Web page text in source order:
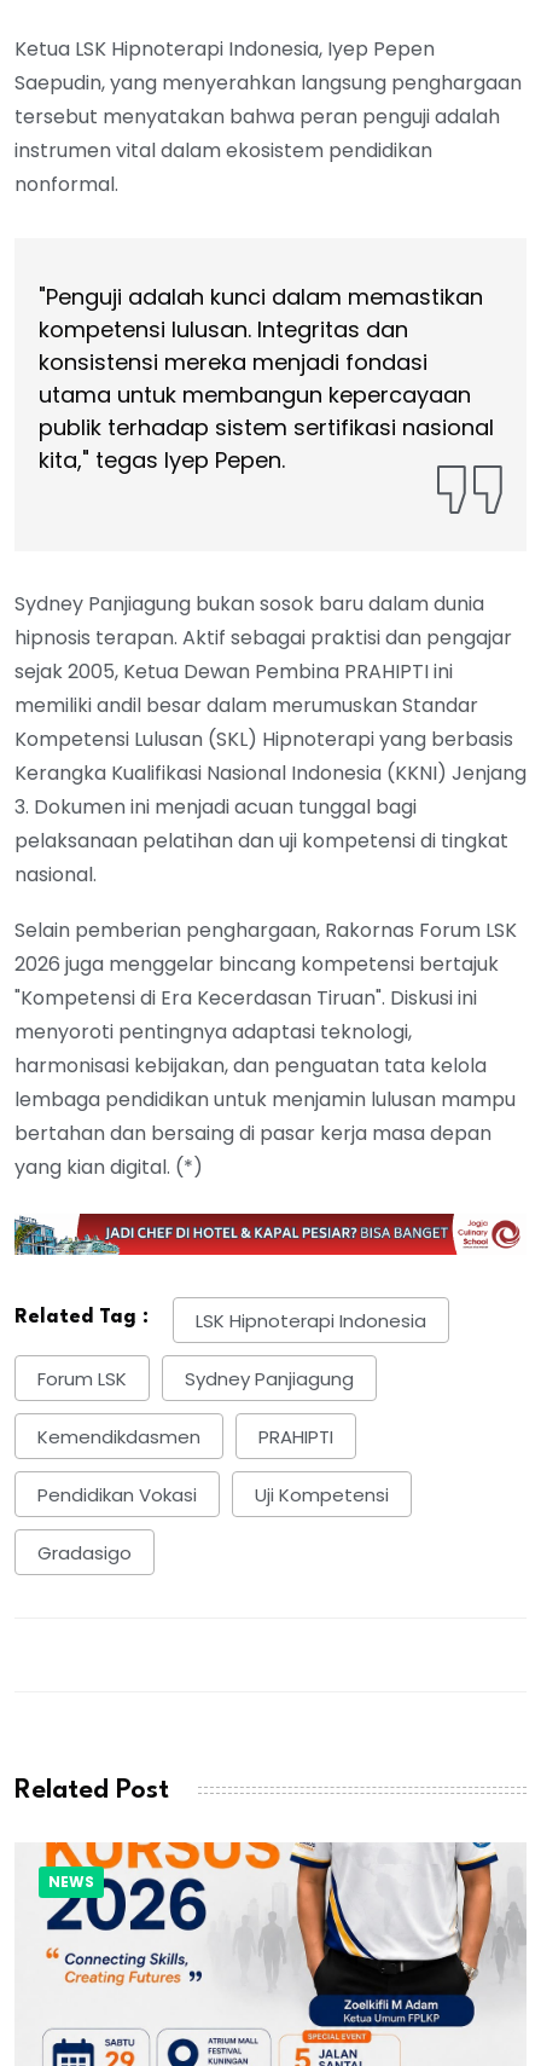
Ketua LSK Hipnoterapi Indonesia, Iyep Pepen
Saepudin, yang menyerahkan langsung penghargaan
tersebut menyatakan bahwa peran penguji adalah
instrumen vital dalam ekosistem pendidikan
nonformal.
"Penguji adalah kunci dalam memastikan
kompetensi lulusan. Integritas dan
konsistensi mereka menjadi fondasi
utama untuk membangun kepercayaan
publik terhadap sistem sertifikasi nasional
kita," tegas Iyep Pepen.
Sydney Panjiagung bukan sosok baru dalam dunia
hipnosis terapan. Aktif sebagai praktisi dan pengajar
sejak 2005, Ketua Dewan Pembina PRAHIPTI ini
memiliki andil besar dalam merumuskan Standar
Kompetensi Lulusan (SKL) Hipnoterapi yang berbasis
Kerangka Kualifikasi Nasional Indonesia (KKNI) Jenjang
3. Dokumen ini menjadi acuan tunggal bagi
pelaksanaan pelatihan dan uji kompetensi di tingkat
nasional.
Selain pemberian penghargaan, Rakornas Forum LSK
2026 juga menggelar bincang kompetensi bertajuk
"Kompetensi di Era Kecerdasan Tiruan". Diskusi ini
menyoroti pentingnya adaptasi teknologi,
harmonisasi kebijakan, dan penguatan tata kelola
lembaga pendidikan untuk menjamin lulusan mampu
bertahan dan bersaing di pasar kerja masa depan
yang kian digital. (*)
Related Tag : LSK Hipnoterapi Indonesia
Forum LSK Sydney Panjiagung
Kemendikdasmen PRAHIPTI
Pendidikan Vokasi Uji Kompetensi
Gradasigo
Related Post
NEWS